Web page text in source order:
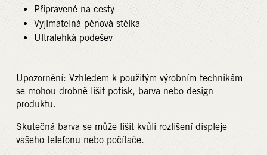
Připravené na cesty
Vyjímatelná pěnová stélka
Ultralehká podešev
Upozornění: Vzhledem k použitým výrobním technikám
se mohou drobně lišit potisk, barva nebo design
produktu.
Skutečná barva se může lišit kvůli rozlišení displeje
vašeho telefonu nebo počítače.